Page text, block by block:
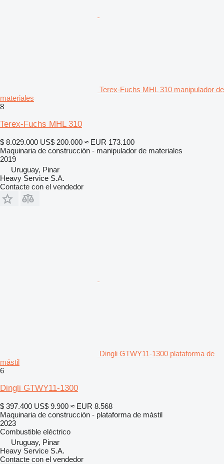
Terex-Fuchs MHL 310 manipulador de
materiales
8
Terex-Fuchs MHL 310
$ 8.029.000 US$ 200.000 ≈ EUR 173.100
Maquinaria de construcción - manipulador de materiales
2019
Uruguay, Pinar
Heavy Service S.A.
Contacte con el vendedor
Dingli GTWY11-1300 plataforma de
mástil
6
Dingli GTWY11-1300
$ 397.400 US$ 9.900 ≈ EUR 8.568
Maquinaria de construcción - plataforma de mástil
2023
Combustible eléctrico
Uruguay, Pinar
Heavy Service S.A.
Contacte con el vendedor